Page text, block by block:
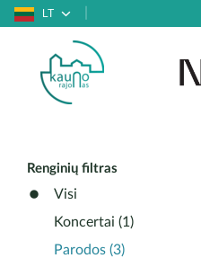
LT
Renginių filtras
Visi
Koncertai (1)
Parodos (3)